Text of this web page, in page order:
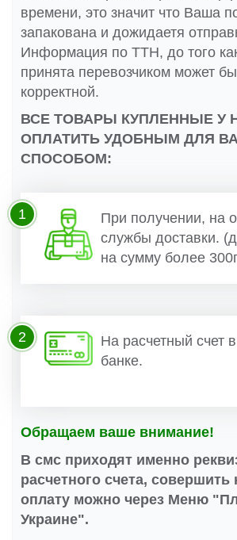
времени, это значит что Ваша
запакована и дожидаетя
Информация по ТТН, до того
принята перевозчиком может
корректной.
ВСЕ ТОВАРЫ КУПЛЕННЫЕ У
ОПЛАТИТЬ УДОБНЫМ ДЛЯ
СПОСОБОМ:
При получении, на
службы доставки.
на сумму более
1
На расчетный счет
банке.
2
Обращаем ваше внимание!
В смс приходят именно
расчетного счета, совершить
оплату можно через Меню
Украине".